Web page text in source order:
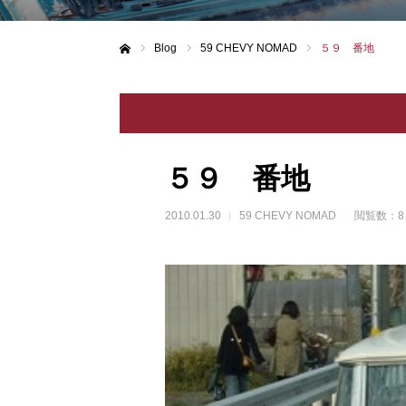
Blog 59 CHEVY NOMAD ５９ 番地
５９ 番地
2010.01.30 59 CHEVY NOMAD 閲覧数：8